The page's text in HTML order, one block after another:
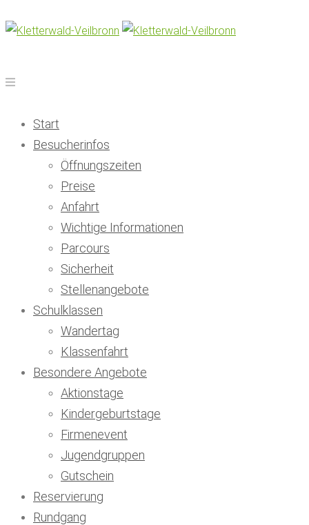
Start
Besucherinfos
Öffnungszeiten
Preise
Anfahrt
Wichtige Informationen
Parcours
Sicherheit
Stellenangebote
Schulklassen
Wandertag
Klassenfahrt
Besondere Angebote
Aktionstage
Kindergeburtstage
Firmenevent
Jugendgruppen
Gutschein
Reservierung
Rundgang